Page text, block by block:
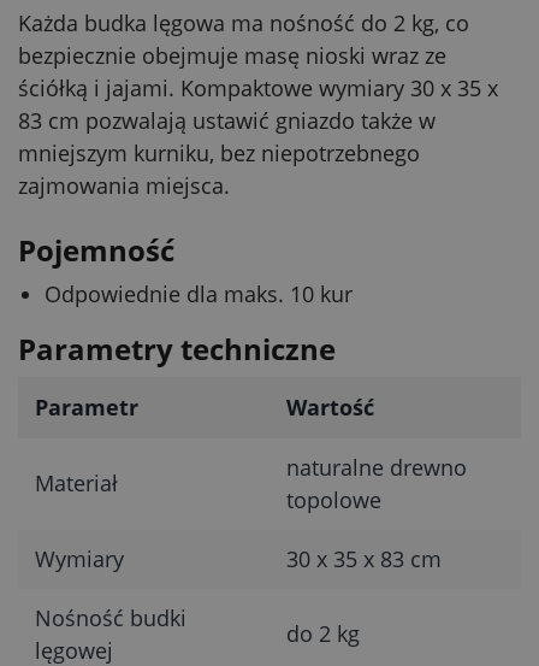
Każda budka lęgowa ma nośność do 2 kg, co
bezpiecznie obejmuje masę nioski wraz ze
ściółką i jajami. Kompaktowe wymiary 30 x 35 x
83 cm pozwalają ustawić gniazdo także w
mniejszym kurniku, bez niepotrzebnego
zajmowania miejsca.
Pojemność
Odpowiednie dla maks. 10 kur
Parametry techniczne
Parametr Wartość
Materiał
naturalne drewno
topolowe
Wymiary 30 x 35 x 83 cm
Nośność budki
lęgowej
do 2 kg